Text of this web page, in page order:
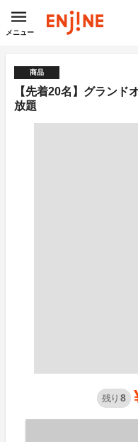
メニュー
商品
【先着20名】グランド
放題
残り 8